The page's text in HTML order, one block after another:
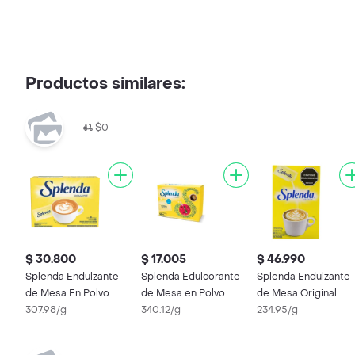
Productos similares:
$0
$ 30.800
Splenda Endulzante
de Mesa En Polvo
307.98/g
$ 17.005
Splenda Edulcorante
de Mesa en Polvo
340.12/g
$ 46.990
Splenda Endulzante
de Mesa Original
234.95/g